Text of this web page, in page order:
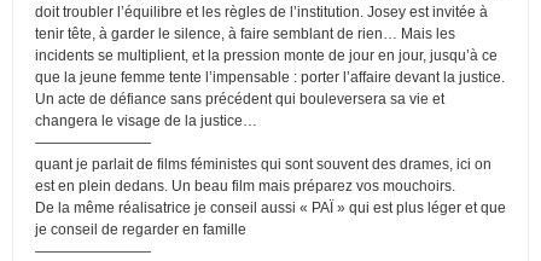
doit troubler l’équilibre et les règles de l’institution. Josey est invitée à
tenir tête, à garder le silence, à faire semblant de rien… Mais les
incidents se multiplient, et la pression monte de jour en jour, jusqu’à ce
que la jeune femme tente l’impensable : porter l’affaire devant la justice.
Un acte de défiance sans précédent qui bouleversera sa vie et
changera le visage de la justice…
————————
quant je parlait de films féministes qui sont souvent des drames, ici on
est en plein dedans. Un beau film mais préparez vos mouchoirs.
De la même réalisatrice je conseil aussi « PAÏ » qui est plus léger et que
je conseil de regarder en famille
————————